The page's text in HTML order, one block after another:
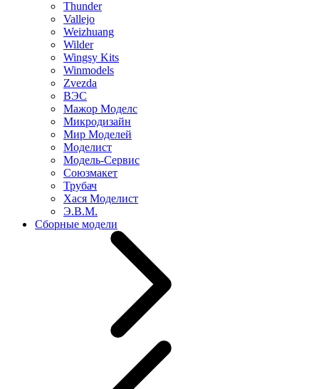
Thunder
Vallejo
Weizhuang
Wilder
Wingsy Kits
Winmodels
Zvezda
ВЭС
Мажор Моделс
Микродизайн
Мир Моделей
Моделист
Модель-Сервис
Союзмакет
Трубач
Хася Моделист
Э.В.М.
Сборные модели